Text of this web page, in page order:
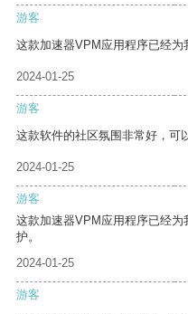
游客
这款加速器VPM应用程序已经为
2024-01-25
游客
这款软件的社区氛围非常好，可
2024-01-25
游客
这款加速器VPM应用程序已经
护。
2024-01-25
游客